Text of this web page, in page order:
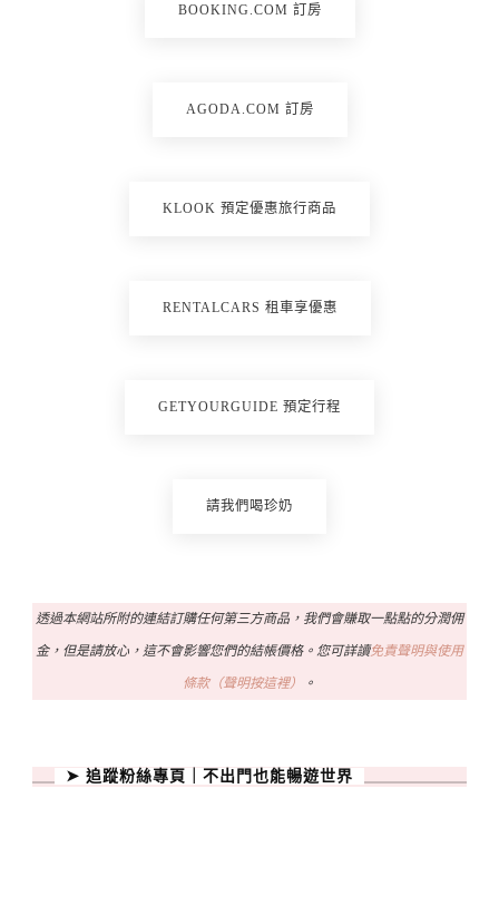
BOOKING.COM 訂房
AGODA.COM 訂房
KLOOK 預定優惠旅行商品
RENTALCARS 租車享優惠
GETYOURGUIDE 預定行程
請我們喝珍奶
透過本網站所附的連結訂購任何第三方商品，我們會賺取一點點的分潤佣
金，但是請放心，這不會影響您們的結帳價格。您可詳讀免責聲明與使用
條款（聲明按這裡） 。
➤ 追蹤粉絲專頁｜不出門也能暢遊世界